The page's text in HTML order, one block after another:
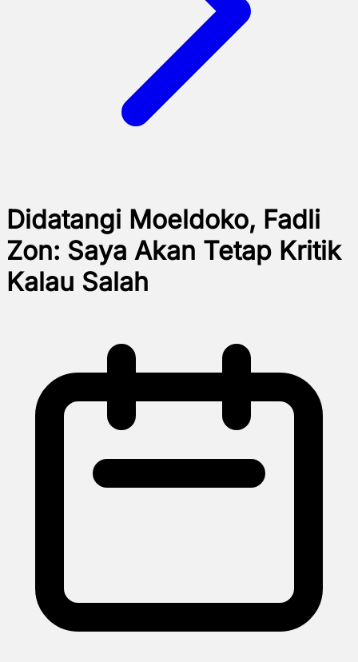
Didatangi Moeldoko, Fadli
Zon: Saya Akan Tetap Kritik
Kalau Salah